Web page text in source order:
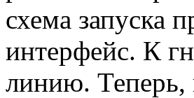
схема запуска
интерфейс. К
линию. Теперь,